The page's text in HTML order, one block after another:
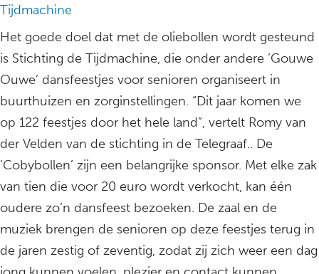
Tijdmachine
Het goede doel dat met de oliebollen wordt gesteund
is Stichting de Tijdmachine, die onder andere ’Gouwe
Ouwe’ dansfeestjes voor senioren organiseert in
buurthuizen en zorginstellingen. “Dit jaar komen we
op 122 feestjes door het hele land”, vertelt Romy van
der Velden van de stichting in de Telegraaf.. De
’Cobybollen’ zijn een belangrijke sponsor. Met elke zak
van tien die voor 20 euro wordt verkocht, kan één
oudere zo’n dansfeest bezoeken. De zaal en de
muziek brengen de senioren op deze feestjes terug in
de jaren zestig of zeventig, zodat zij zich weer een dag